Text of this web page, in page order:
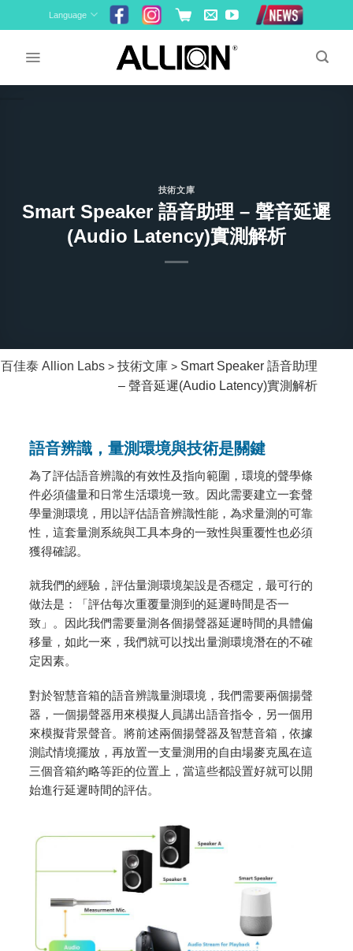
to
Language
技術文庫
Smart Speaker 語音助理 – 聲音延遲
(Audio Latency)實測解析
百佳泰 Allion Labs >技術文庫 > Smart Speaker 語音助理
– 聲音延遲(Audio Latency)實測解析
語音辨識，量測環境與技術是關鍵
為了評估語音辨識的有效性及指向範圍，環境的聲學條
件必須儘量和日常生活環境一致。因此需要建立一套聲
學量測環境，用以評估語音辨識性能，為求量測的可靠
性，這套量測系統與工具本身的一致性與重覆性也必須
獲得確認。
就我們的經驗，評估量測環境架設是否穩定，最可行的
做法是：「評估每次重覆量測到的延遲時間是否一
致」。因此我們需要量測各個揚聲器延遲時間的具體偏
移量，如此一來，我們就可以找出量測環境潛在的不確
定因素。
對於智慧音箱的語音辨識量測環境，我們需要兩個揚聲
器，一個揚聲器用來模擬人員講出語音指令，另一個用
來模擬背景聲音。將前述兩個揚聲器及智慧音箱，依據
測試情境擺放，再放置一支量測用的自由場麥克風在這
三個音箱約略等距的位置上，當這些都設置好就可以開
始進行延遲時間的評估。